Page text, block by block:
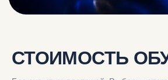
СТОИМОСТЬ